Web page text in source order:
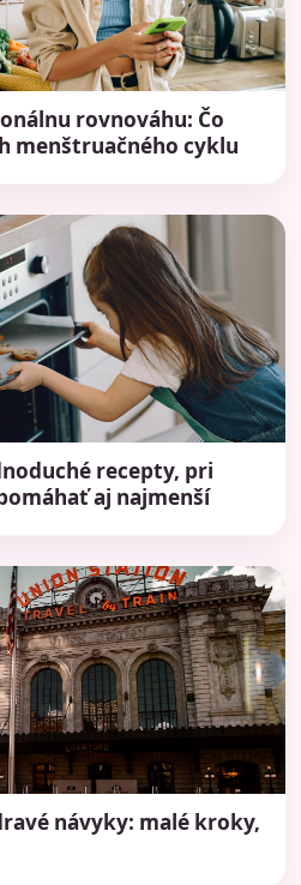
rovnováhu: Čo
menštruačného cyklu
recepty, pri
aj najmenší
návyky: malé kroky,